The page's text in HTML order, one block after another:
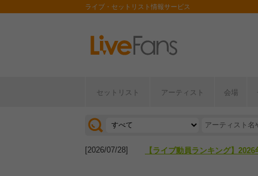
ライブ・セットリスト情報サービス
セットリスト アーティスト 会場
[2026/04/27] 【フェス特集2026】フェス情
[2026/07/28] 【ライブ動員ランキング】2026